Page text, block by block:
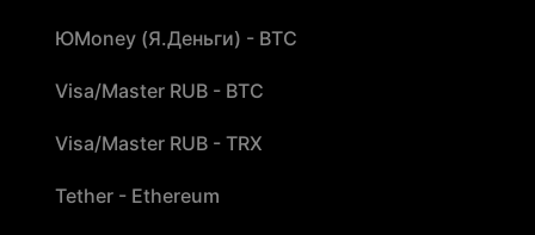
ЮMoney (Я.Деньги) - BTC
Visa/Master RUB - BTC
Visa/Master RUB - TRX
Tether - Ethereum